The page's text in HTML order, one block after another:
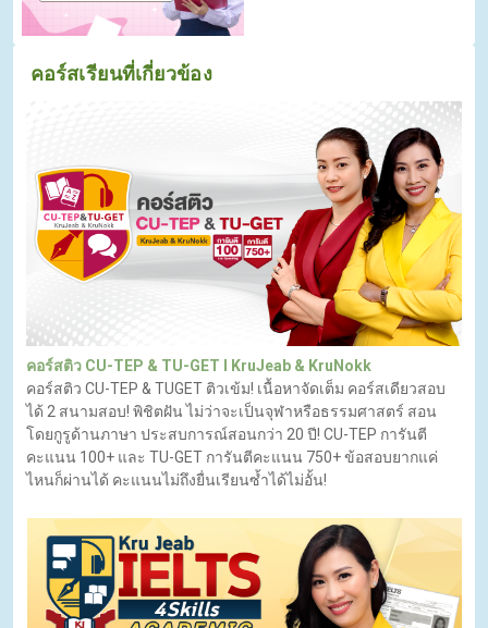
คอร์สเรียนที่เกี่ยวข้อง
คอร์สติว CU-TEP & TU-GET l KruJeab & KruNokk
คอร์สติว CU-TEP & TUGET ติวเข้ม! เนื้อหาจัดเต็ม คอร์สเดียวสอบ
ได้ 2 สนามสอบ! พิชิตฝัน ไม่ว่าจะเป็นจุฬาหรือธรรมศาสตร์ สอน
โดยกูรูด้านภาษา ประสบการณ์สอนกว่า 20 ปี! CU-TEP การันตี
คะแนน 100+ และ TU-GET การันตีคะแนน 750+ ข้อสอบยากแค่
ไหนก็ผ่านได้ คะแนนไม่ถึงยื่นเรียนซ้ำได้ไม่อั้น!